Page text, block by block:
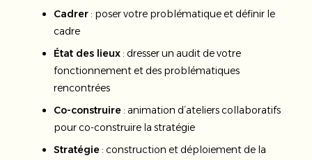
Cadrer : poser votre problématique et définir le
cadre
État des lieux : dresser un audit de votre
fonctionnement et des problématiques
rencontrées
Co-construire : animation d’ateliers collaboratifs
pour co-construire la stratégie
Stratégie : construction et déploiement de la